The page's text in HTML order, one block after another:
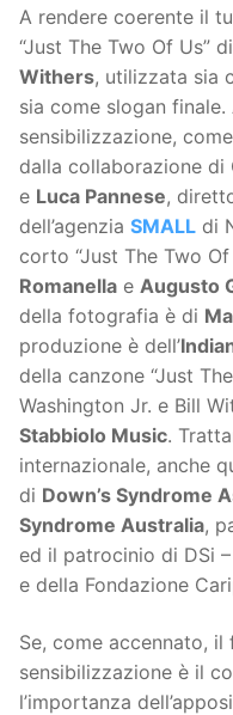
A rendere coerente il
“Just The Two Of Us” di
Withers, utilizzata sia
sia come slogan
sensibilizzazione,
dalla collaborazione di
e Luca Pannese,
dell’agenzia SMALL di
corto “Just The Two
Romanella e Augusto
della fotografia è di
produzione è dell’
della canzone “Just
Washington Jr. e Bill
Stabbiolo Music.
internazionale, anche
di Down’s Syndrome
Syndrome Australia,
ed il patrocinio di DSi
e della Fondazione
Se, come accennato,
sensibilizzazione è il
l’importanza